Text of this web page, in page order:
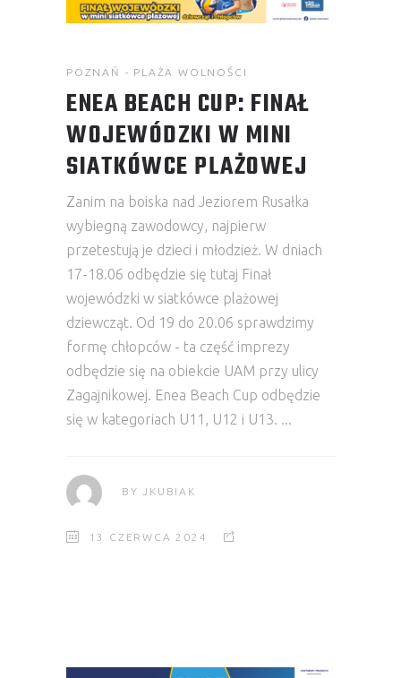
POZNAŃ - PLAŻA WOLNOŚCI
ENEA BEACH CUP: FINAŁ
WOJEWÓDZKI W MINI
SIATKÓWCE PLAŻOWEJ
Zanim na boiska nad Jeziorem Rusałka
wybiegną zawodowcy, najpierw
przetestują je dzieci i młodzież. W dniach
17-18.06 odbędzie się tutaj Finał
wojewódzki w siatkówce plażowej
dziewcząt. Od 19 do 20.06 sprawdzimy
formę chłopców - ta część imprezy
odbędzie się na obiekcie UAM przy ulicy
Zagajnikowej. Enea Beach Cup odbędzie
się w kategoriach U11, U12 i U13.
BY JKUBIAK
13 CZERWCA 2024